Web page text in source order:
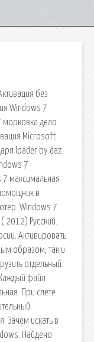
без
Windows 7
дело
Microsoft
loader by daz.
7
7 максимальная
в
Windows 7
Русский.
Активировать
образом, так и
отдельный
файл
При слете
Зачем искать в
Найдено